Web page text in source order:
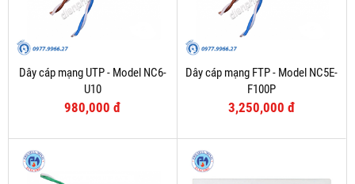
Dây cáp mạng UTP - Model NC6-
U10
980,000 đ
Dây cáp mạng FTP - Model NC5E-
F100P
3,250,000 đ